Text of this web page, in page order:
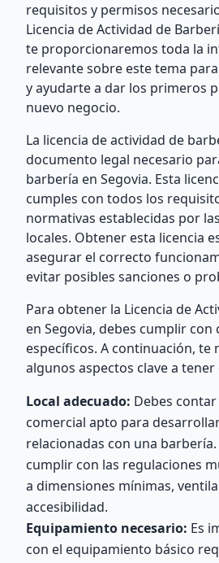
requisitos y permisos
Licencia de Actividad de
te proporcionaremos toda la
relevante sobre este tema
y ayudarte a dar los primeros
nuevo negocio.
La licencia de actividad de
documento legal necesario
barbería en Segovia. Esta
cumples con todos los
normativas establecidas por
locales. Obtener esta licencia
asegurar el correcto
evitar posibles sanciones o
Para obtener la Licencia de
en Segovia, debes cumplir
específicos. A continuación, te
algunos aspectos clave a tener
Local adecuado: Debes
comercial apto para
relacionadas con una
cumplir con las regulaciones
a dimensiones mínimas,
accesibilidad.
Equipamiento necesario: Es
con el equipamiento básico